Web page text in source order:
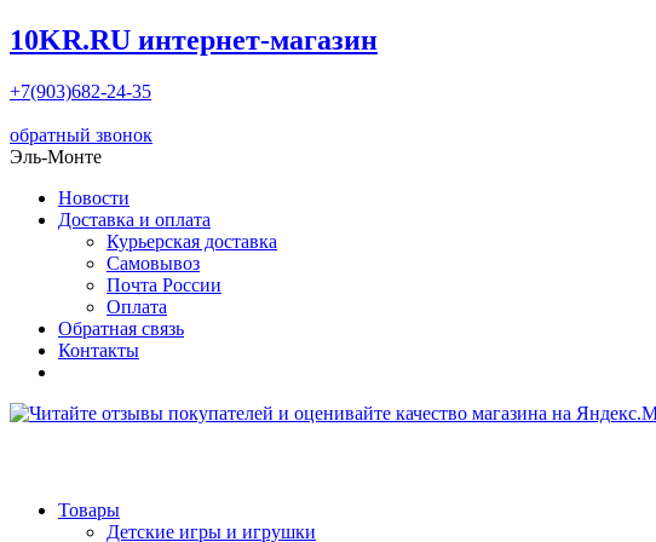
10KR.RU интернет-магазин
+7(903)682-24-35
обратный звонок
Эль-Монте
Новости
Доставка и оплата
Курьерская доставка
Самовывоз
Почта России
Оплата
Обратная связь
Контакты
Товары
Детские игры и игрушки